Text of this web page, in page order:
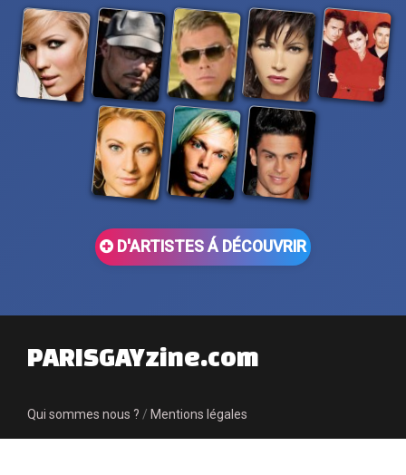
D'ARTISTES Á DÉCOUVRIR
PARISGAYzine.com
Qui sommes nous ? / Mentions légales